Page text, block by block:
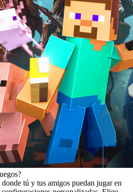
tú y tus amigos puedan jugar en